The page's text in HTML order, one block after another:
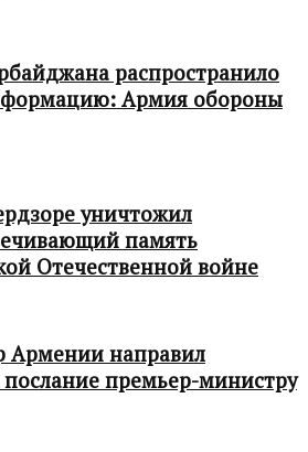
распространило
Армия обороны
уничтожил
память
Отечественной войне
Армении направил
премьер-министру